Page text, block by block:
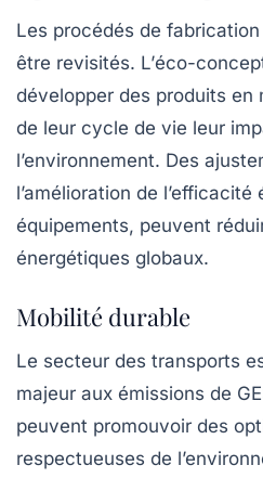
Les procédés de
être revisités. L’éco-
développer des produits en
de leur cycle de vie leur
l’environnement. Des
l’amélioration de l’efficacité
équipements, peuvent
énergétiques globaux.
Mobilité durable
Le secteur des transports
majeur aux émissions de
peuvent promouvoir des
respectueuses de